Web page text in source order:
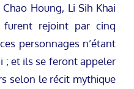
Houng, Li Sih Khai
furent rejoint par cinq
personnages n’étant
; et ils se feront appeler
selon le récit mythique